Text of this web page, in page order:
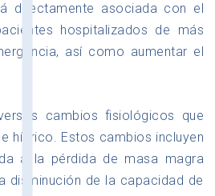
directamente asociada con el
hospitalizados de más
así como aumentar el
cambios fisiológicos que
hídrico. Estos cambios incluyen
a la pérdida de masa magra
disminución de la capacidad de